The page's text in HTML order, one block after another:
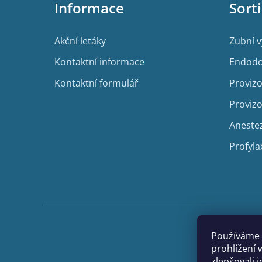
prohlížení
Informace
Akční letáky
Kontaktní informace
Kontaktní formulář
Zubní